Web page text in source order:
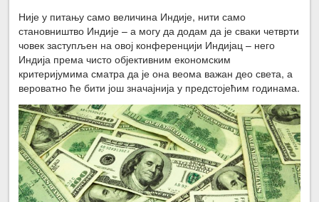
Није у питању само величина Индије, нити само
становништво Индије – а могу да додам да је сваки четврти
човек заступљен на овој конференцији Индијац – него
Индија према чисто објективним економским
критеријумима сматра да је она веома важан део света, а
вероватно ће бити још значајнија у предстојећим годинама.